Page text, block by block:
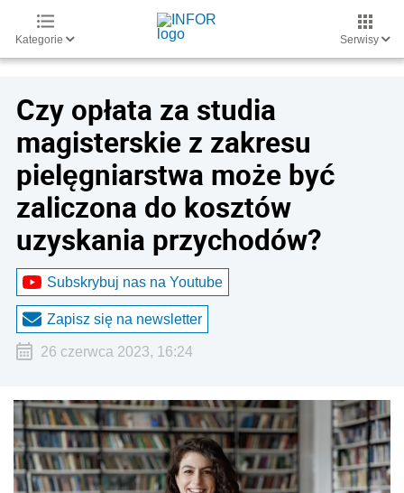
Kategorie Serwisy
Czy opłata za studia
magisterskie z zakresu
pielęgniarstwa może być
zaliczona do kosztów
uzyskania przychodów?
Subskrybuj nas na Youtube
Zapisz się na newsletter
26 czerwca 2023, 16:24